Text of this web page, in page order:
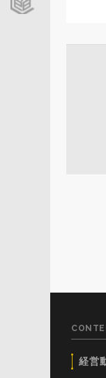
経営